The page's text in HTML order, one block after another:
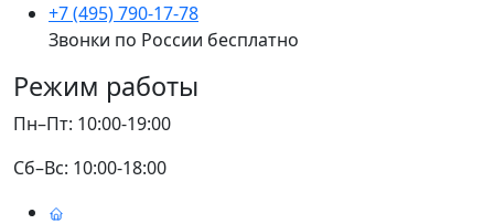
+7 (495) 790-17-78
Звонки по России бесплатно
Режим работы
Пн–Пт: 10:00-19:00
Сб–Вс: 10:00-18:00